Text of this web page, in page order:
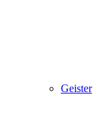
Geister